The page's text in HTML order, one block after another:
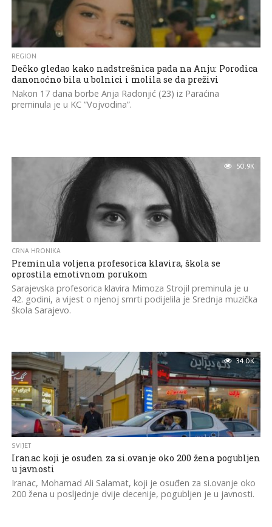
REGION
Dečko gledao kako nadstrešnica pada na Anju: Porodica
danonoćno bila u bolnici i molila se da preživi
Nakon 17 dana borbe Anja Radonjić (23) iz Paraćina
preminula je u KC ”Vojvodina”.
50.9K
CRNA HRONIKA
Preminula voljena profesorica klavira, škola se
oprostila emotivnom porukom
Sarajevska profesorica klavira Mimoza Strojil preminula je u
42. godini, a vijest o njenoj smrti podijelila je Srednja muzička
škola Sarajevo.
34.0K
SVIJET
Iranac koji je osuđen za si.ovanje oko 200 žena pogubljen
u javnosti
Iranac, Mohamad Ali Salamat, koji je osuđen za si.ovanje oko
200 žena u posljednje dvije decenije, pogubljen je u javnosti.